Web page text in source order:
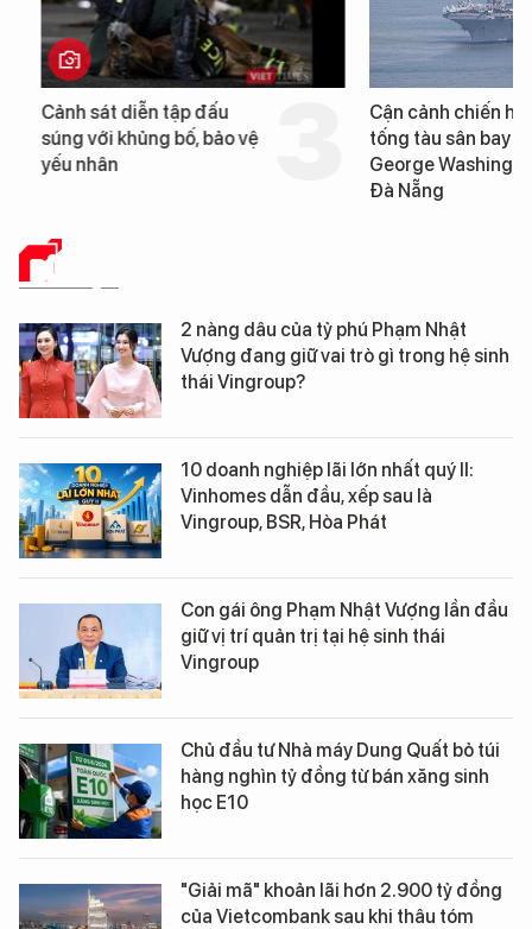
Cảnh sát diễn tập đấu
súng với khủng bố, bảo vệ
yếu nhân
Cận cảnh chiến hạm
tống tàu sân bay USS
George Washington
Đà Nẵng
DỮ LIỆU
2 nàng dâu của tỷ phú Phạm Nhật
Vượng đang giữ vai trò gì trong hệ sinh
thái Vingroup?
10 doanh nghiệp lãi lớn nhất quý II:
Vinhomes dẫn đầu, xếp sau là
Vingroup, BSR, Hòa Phát
Con gái ông Phạm Nhật Vượng lần đầu
giữ vị trí quản trị tại hệ sinh thái
Vingroup
Chủ đầu tư Nhà máy Dung Quất bỏ túi
hàng nghìn tỷ đồng từ bán xăng sinh
học E10
"Giải mã" khoản lãi hơn 2.900 tỷ đồng
của Vietcombank sau khi thâu tóm